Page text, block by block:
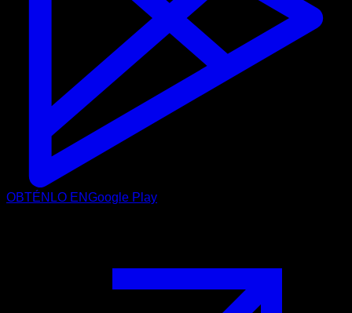
OBTÉNLO ENGoogle Play